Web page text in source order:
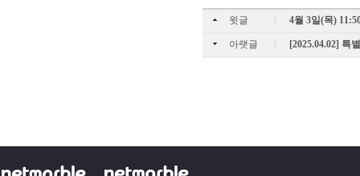
윗글 | 4월 3일(목)
아랫글 | [2025.04.02] 특